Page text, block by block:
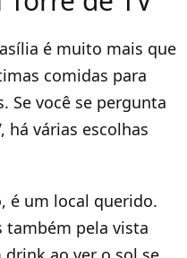
é muito mais que
comidas para
Se você se pergunta
há várias escolhas
é um local querido.
também pela vista